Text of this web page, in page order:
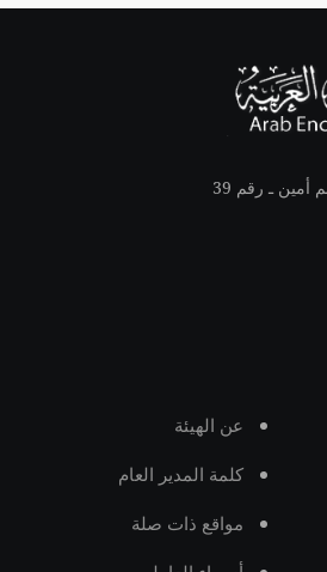
ـ رقم 39
عن الهيئة
كلمة المدير العام
مواقع ذات صلة